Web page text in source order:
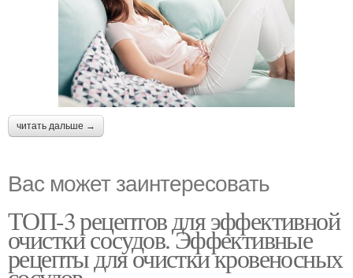
читать дальше →
Вас может заинтересовать
ТОП-3 рецептов для эффективной
очистки сосудов. Эффективные
рецепты для очистки кровеносных